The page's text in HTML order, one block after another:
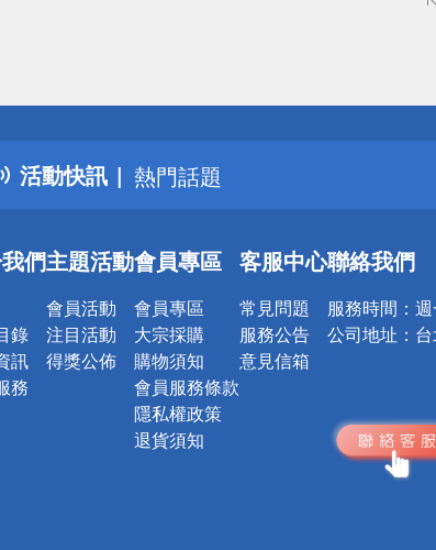
活動快訊
詐騙網頁！請小心！
得獎公告
熱門話題
銀行優惠
詐騙網頁！請小心！
們
錄
訊
務
主題活動
會員活動
注目活動
得獎公佈
會員專區
會員專區
大宗採購
購物須知
會員服務條款
隱私權政策
退貨須知
客服中心
常見問題
服務公告
意見信箱
聯絡我們
服務時間：
公司地址：